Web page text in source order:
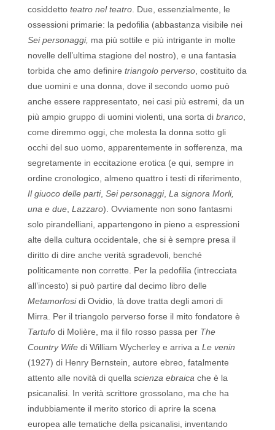
cosiddetto teatro nel teatro. Due, essenzialmente, le
ossessioni primarie: la pedofilia (abbastanza visibile nei
Sei personaggi, ma più sottile e più intrigante in molte
novelle dell’ultima stagione del nostro), e una fantasia
torbida che amo definire triangolo perverso, costituito da
due uomini e una donna, dove il secondo uomo può
anche essere rappresentato, nei casi più estremi, da un
più ampio gruppo di uomini violenti, una sorta di branco,
come diremmo oggi, che molesta la donna sotto gli
occhi del suo uomo, apparentemente in sofferenza, ma
segretamente in eccitazione erotica (e qui, sempre in
ordine cronologico, almeno quattro i testi di riferimento,
Il giuoco delle parti, Sei personaggi, La signora Morli,
una e due, Lazzaro). Ovviamente non sono fantasmi
solo pirandelliani, appartengono in pieno a espressioni
alte della cultura occidentale, che si è sempre presa il
diritto di dire anche verità sgradevoli, benché
politicamente non corrette. Per la pedofilia (intrecciata
all’incesto) si può partire dal decimo libro delle
Metamorfosidi Ovidio, là dove tratta degli amori di
Mirra. Per il triangolo perverso forse il mito fondatore è
Tartufodi Molière, ma il filo rosso passa per The
Country Wifedi William Wycherley e arriva a Le venin
(1927) di Henry Bernstein, autore ebreo, fatalmente
attento alle novità di quella scienza ebraicache è la
psicanalisi. In verità scrittore grossolano, ma che ha
indubbiamente il merito storico di aprire la scena
europea alle tematiche della psicanalisi, inventando